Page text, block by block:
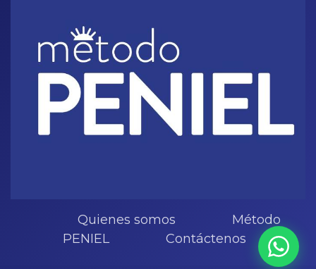
Quienes somos Método
PENIEL Contáctenos